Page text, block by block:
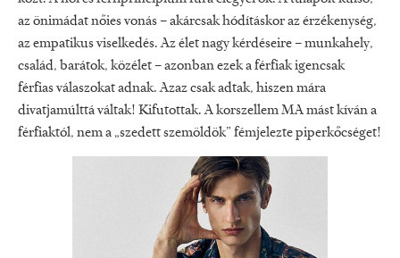
az önimádat nőies vonás – akárcsak hódításkor az érzékenység,
az empatikus viselkedés. Az élet nagy kérdéseire – munkahely,
család, barátok, közélet – azonban ezek a férfiak igencsak
férfias válaszokat adnak. Azaz csak adtak, hiszen mára
divatjamúlttá váltak! Kifutottak. A korszellem MA mást kíván a
férfiaktól, nem a „szedett szemöldök” fémjelezte piperkőcséget!